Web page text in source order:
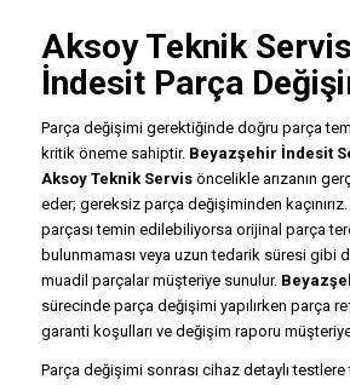
Aksoy Teknik
İndesit Parça
Parça değişimi gerektiğinde doğru parça
kritik öneme sahiptir. Beyazşehir İndesit
Aksoy Teknik Servisöncelikle arızanın
eder; gereksiz parça değişiminden
parçası temin edilebiliyorsa orijinal parça
bulunmaması veya uzun tedarik süresi gibi
muadil parçalar müşteriye sunulur.
sürecinde parça değişimi yapılırken parça
garanti koşulları ve değişim raporu
Parça değişimi sonrası cihaz detaylı